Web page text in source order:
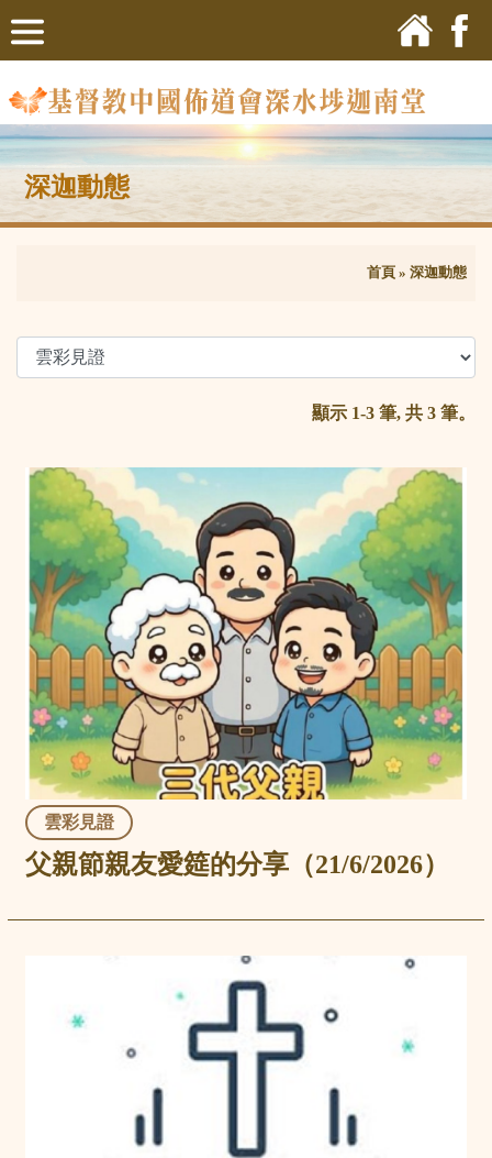
深迦動態
首頁 » 深迦動態
顯示 1-3 筆, 共 3 筆。
雲彩見證
父親節親友愛筵的分享（21/6/2026）